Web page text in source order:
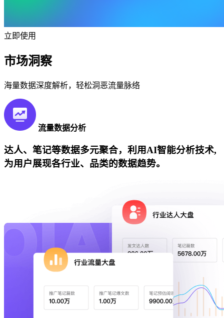
立即使用
市场洞察
海量数据深度解析，轻松洞恶流量脉络
流量数据分析
达人、笔记等数据多元聚合，利用AI智能分析技术,
为用户展现各行业、品类的数据趋势。